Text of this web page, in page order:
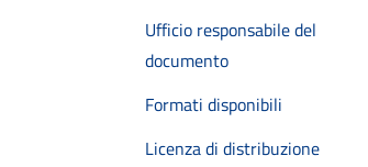
Ufficio responsabile del
documento
Formati disponibili
Licenza di distribuzione